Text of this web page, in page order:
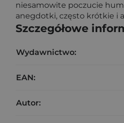
niesamowite poczucie
anegdotki, często krótkie i
Szczegółowe
Wydawnictwo:
EAN:
Autor: